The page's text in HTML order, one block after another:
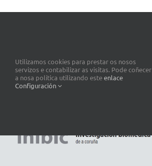
Utilizamos cookies para prestar os nosos
servizos e contabilizar as visitas. Pode coñecer
a nosa política utilizando esteenlace
Configuración